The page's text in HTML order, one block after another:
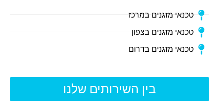
טכנאי מזגנים במרכז
טכנאי מזגנים בצפון
טכנאי מזגנים בדרום
בין השירותים שלנו